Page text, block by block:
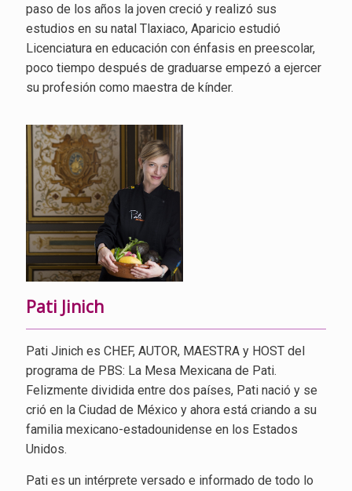
paso de los años la joven creció y realizó sus
estudios en su natal Tlaxiaco, Aparicio estudió
Licenciatura en educación con énfasis en preescolar,
poco tiempo después de graduarse empezó a ejercer
su profesión como maestra de kínder.
Pati Jinich
Pati Jinich es CHEF, AUTOR, MAESTRA y HOST del
programa de PBS: La Mesa Mexicana de Pati.
Felizmente dividida entre dos países, Pati nació y se
crió en la Ciudad de México y ahora está criando a su
familia mexicano-estadounidense en los Estados
Unidos.
Pati es un intérprete versado e informado de todo lo